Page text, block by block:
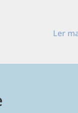
Ler
do tabuleiro do
exige muito